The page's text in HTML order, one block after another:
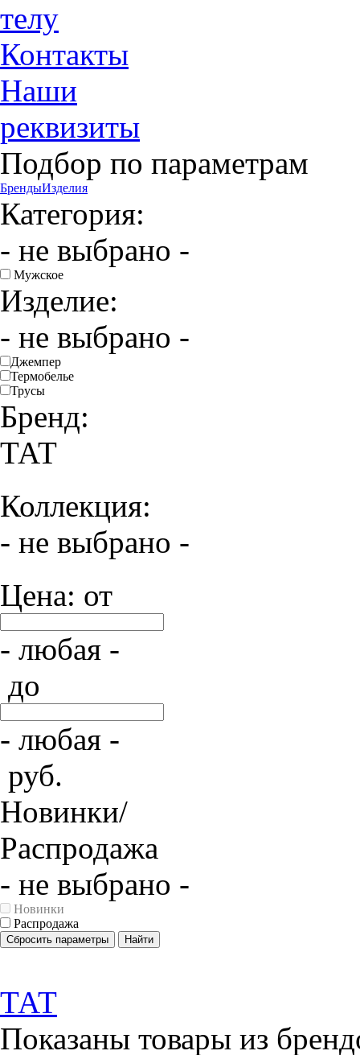
телу
Контакты
Наши
реквизиты
Подбор по параметрам
БрендыИзделия
Категория:
- не выбрано -
Мужское
Изделие:
- не выбрано -
Джемпер
Термобелье
Трусы
Бренд:
ТАТ
Коллекция:
- не выбрано -
Цена: от
- любая -
до
- любая -
руб.
Новинки/
Распродажа
- не выбрано -
Новинки
Распродажа
Сбросить параметры Найти
ТАТ
Показаны товары из